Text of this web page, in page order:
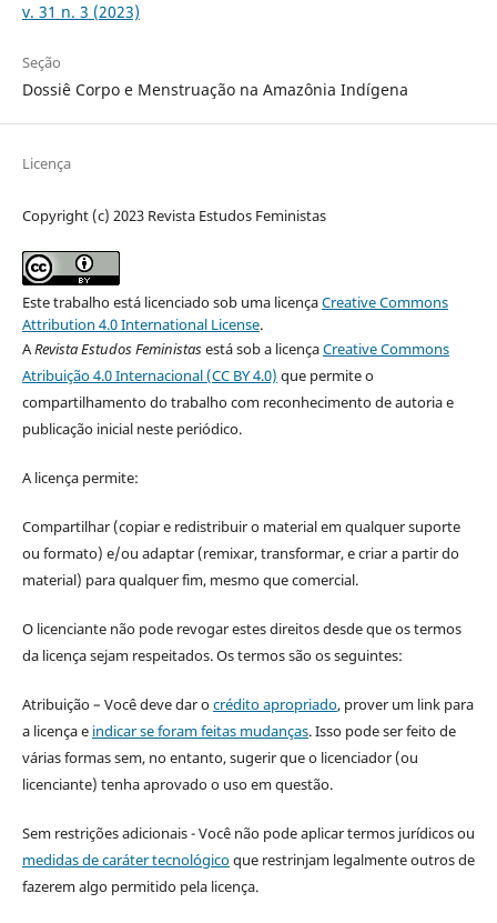
v. 31 n. 3 (2023)
Seção
Dossiê Corpo e Menstruação na Amazônia Indígena
Licença
Copyright (c) 2023 Revista Estudos Feministas
Este trabalho está licenciado sob uma licençaCreative Commons
Attribution 4.0 International License.
ARevista Estudos Feministasestá sob a licençaCreative Commons
Atribuição 4.0 Internacional (CC BY 4.0) que permite o
compartilhamento do trabalho com reconhecimento de autoria e
publicação inicial neste periódico.
A licença permite:
Compartilhar (copiar e redistribuir o material em qualquer suporte
ou formato) e/ou adaptar (remixar, transformar, e criar a partir do
material) para qualquer fim, mesmo que comercial.
O licenciante não pode revogar estes direitos desde que os termos
da licença sejam respeitados. Os termos são os seguintes:
Atribuição – Você deve dar ocrédito apropriado, prover um link para
a licença e indicar se foram feitas mudanças. Isso pode ser feito de
várias formas sem, no entanto, sugerir que o licenciador (ou
licenciante) tenha aprovado o uso em questão.
Sem restrições adicionais - Você não pode aplicar termos jurídicos ou
medidas de caráter tecnológicoque restrinjam legalmente outros de
fazerem algo permitido pela licença.